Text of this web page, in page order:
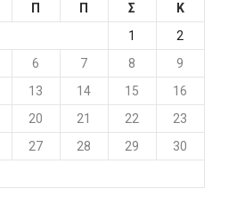
Π Π Σ
Κ
1
2
6 7 8
9
13 14 15
16
20 21 22
23
27 28 29
30